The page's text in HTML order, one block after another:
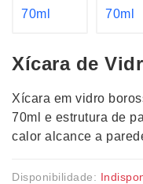
Xícara de
Xícara em vidro
70ml e estrutura de
calor alcance a
Disponibilidade: